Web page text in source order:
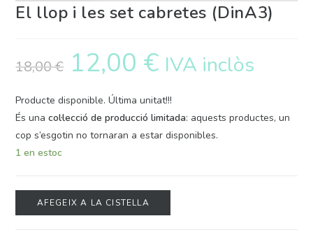
El llop i les set cabretes (DinA3)
18,00€ 12,00 € IVA inclòs
Producte disponible. Última unitat!!!
És unacol·lecció de producció limitada: aquests productes, un
cop s’esgotin no tornaran a estar disponibles.
1 en estoc
AFEGEIX A LA CISTELLA